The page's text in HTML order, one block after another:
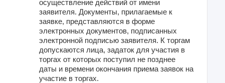
осуществление действий от имени
заявителя. Документы, прилагаемые к
заявке, представляются в форме
электронных документов, подписанных
электронной подписью заявителя. К торгам
допускаются лица, задаток для участия в
торгах от которых поступил не позднее
даты и времени окончания приема заявок на
участие в торгах.